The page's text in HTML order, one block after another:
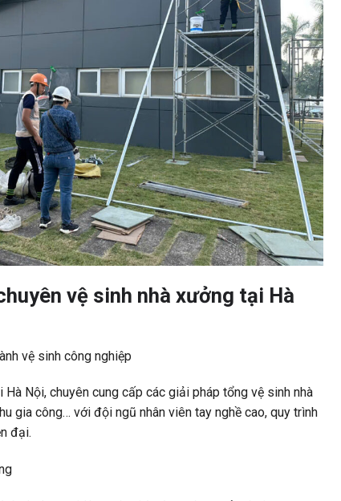
vệ sinh nhà xưởng tại Hà
vệ sinh công nghiệp
Nội, chuyên cung cấp các giải pháp tổng vệ sinh nhà
gia công… với đội ngũ nhân viên tay nghề cao, quy trình
đại.